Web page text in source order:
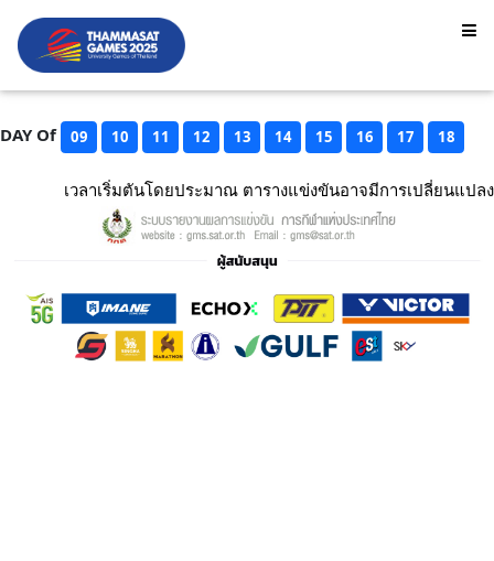
DAY Of 09 10 11 12 13 14 15 16 17 18
เวลาเริ่มตันโดยประมาณ ตารางแข่งขันอาจมีการเปลี่ยนแปลง